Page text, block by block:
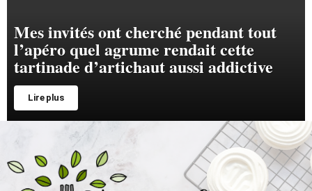
Mes invités ont cherché pendant tout
l’apéro quel agrume rendait cette
tartinade d’artichaut aussi addictive
Lire plus